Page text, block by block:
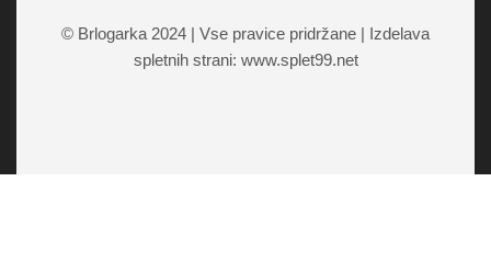
© Brlogarka 2024 | Vse pravice pridržane | Izdelava
spletnih strani: www.splet99.net